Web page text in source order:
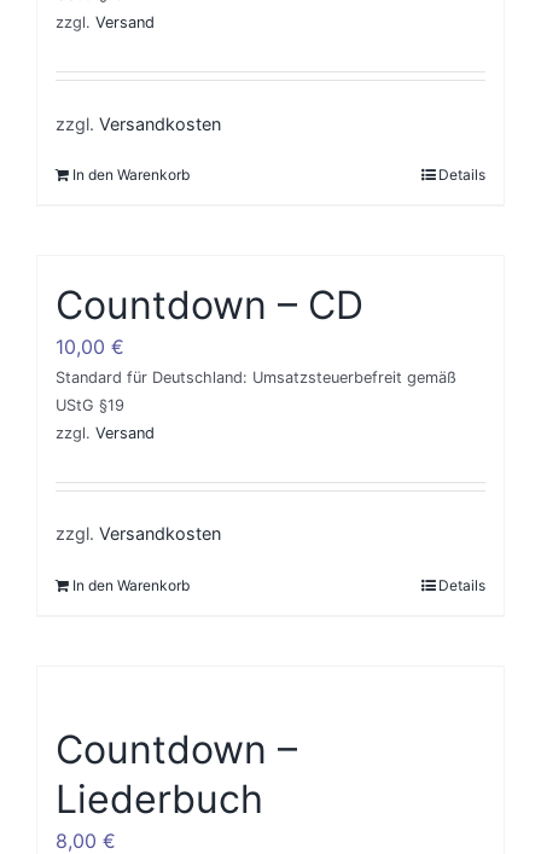
zzgl. Versand
zzgl. Versandkosten
In den Warenkorb Details
Countdown – CD
10,00 €
Standard für Deutschland: Umsatzsteuerbefreit gemäß
UStG §19
zzgl. Versand
zzgl. Versandkosten
In den Warenkorb Details
Countdown –
Liederbuch
8,00 €